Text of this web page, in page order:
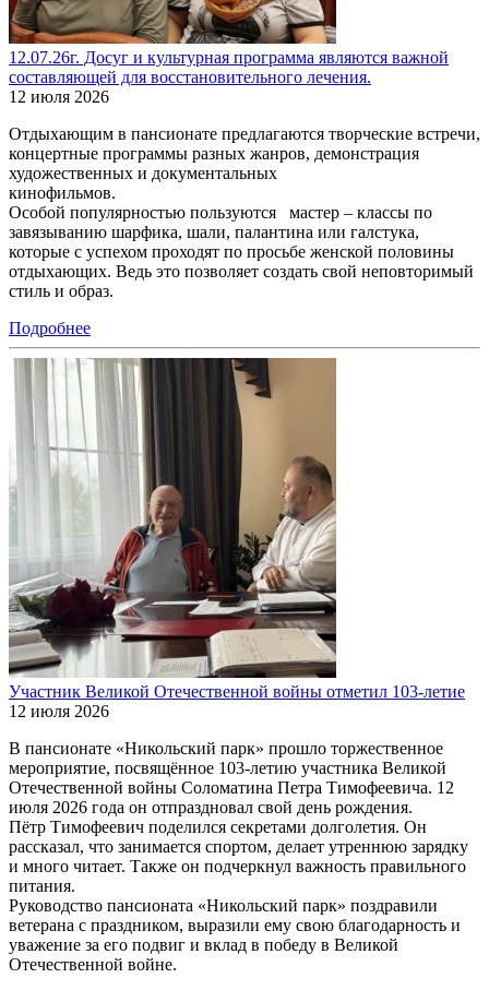
12.07.26г. Досуг и культурная программа являются важной
составляющей для восстановительного лечения.
12 июля 2026
Отдыхающим в пансионате предлагаются творческие встречи,
концертные программы разных жанров, демонстрация
художественных и документальных
кинофильмов.
Особой популярностью пользуются мастер – классы по
завязыванию шарфика, шали, палантина или галстука,
которые с успехом проходят по просьбе женской половины
отдыхающих. Ведь это позволяет создать свой неповторимый
стиль и образ.
Подробнее
Участник Великой Отечественной войны отметил 103-летие
12 июля 2026
В пансионате «Никольский парк» прошло торжественное
мероприятие, посвящённое 103-летию участника Великой
Отечественной войны Соломатина Петра Тимофеевича. 12
июля 2026 года он отпраздновал свой день рождения.
Пётр Тимофеевич поделился секретами долголетия. Он
рассказал, что занимается спортом, делает утреннюю зарядку
и много читает. Также он подчеркнул важность правильного
питания.
Руководство пансионата «Никольский парк» поздравили
ветерана с праздником, выразили ему свою благодарность и
уважение за его подвиг и вклад в победу в Великой
Отечественной войне.